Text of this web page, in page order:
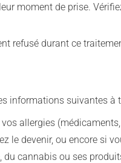
moment de prise.
refusé durant ce
informations suivantes
allergies
le devenir, ou encore si
cannabis ou ses